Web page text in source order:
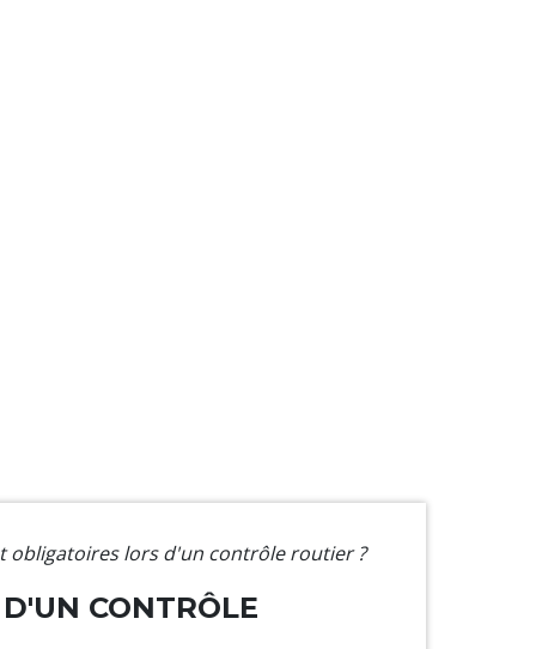
obligatoires lors d'un contrôle routier ?
CONTRÔLE